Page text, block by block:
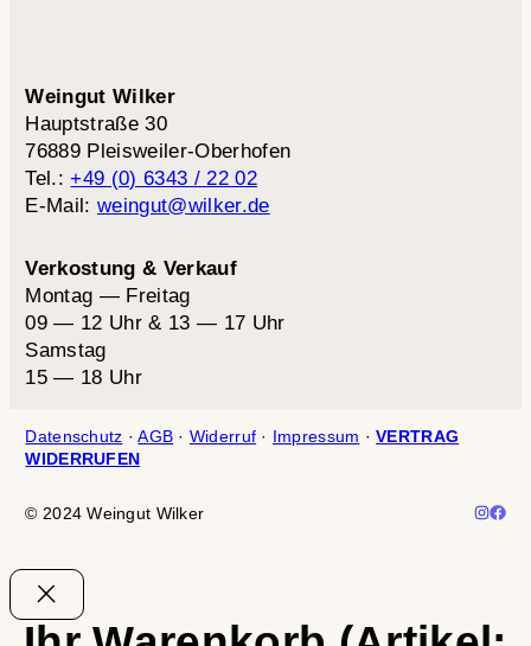
Weingut Wilker
Hauptstraße 30
76889 Pleisweiler-Oberhofen
Tel.:+49 (0) 6343 / 22 02
E-Mail:weingut@wilker.de
Verkostung & Verkauf
Montag — Freitag
09 — 12 Uhr & 13 — 17 Uhr
Samstag
15 — 18 Uhr
© 2024 Weingut Wilker
Datenschutz ·AGB · Widerruf · Impressum ·VERTRAG
WIDERRUFEN